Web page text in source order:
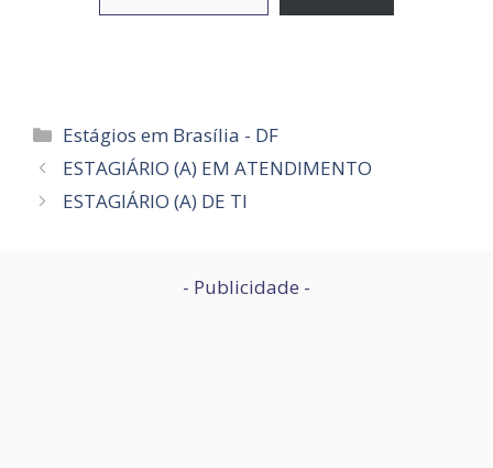
Categorias
Estágios em Brasília - DF
ESTAGIÁRIO (A) EM ATENDIMENTO
ESTAGIÁRIO (A) DE TI
- Publicidade -